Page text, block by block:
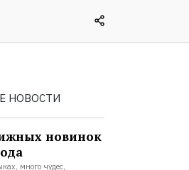
НОВОСТИ
новинок
много чудес,